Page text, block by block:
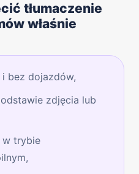
tłumaczenie
właśnie
bez dojazdów,
zdjęcia lub
w trybie